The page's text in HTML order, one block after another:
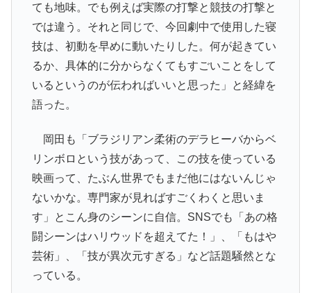
ても地味。でも例えば実際の打撃と競技の打撃と
では違う。それと同じで、今回劇中で使用した寝
技は、初動を早めに動いたりした。何が起きてい
るか、具体的に分からなくてもすごいことをして
いるというのが伝わればいいと思った」と経緯を
語った。
岡田も「ブラジリアン柔術のデラヒーバからベ
リンボロという技があって、この技を使っている
映画って、たぶん世界でもまだ他にはないんじゃ
ないかな。専門家が見ればすごくわくと思いま
す」とこん身のシーンに自信。SNSでも「あの格
闘シーンはハリウッドを超えてた！」、「もはや
芸術」、「技が異次元すぎる」など話題騒然とな
っている。